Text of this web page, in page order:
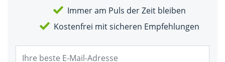
Immer am Puls der Zeit bleiben
Kostenfrei mit sicheren Empfehlungen